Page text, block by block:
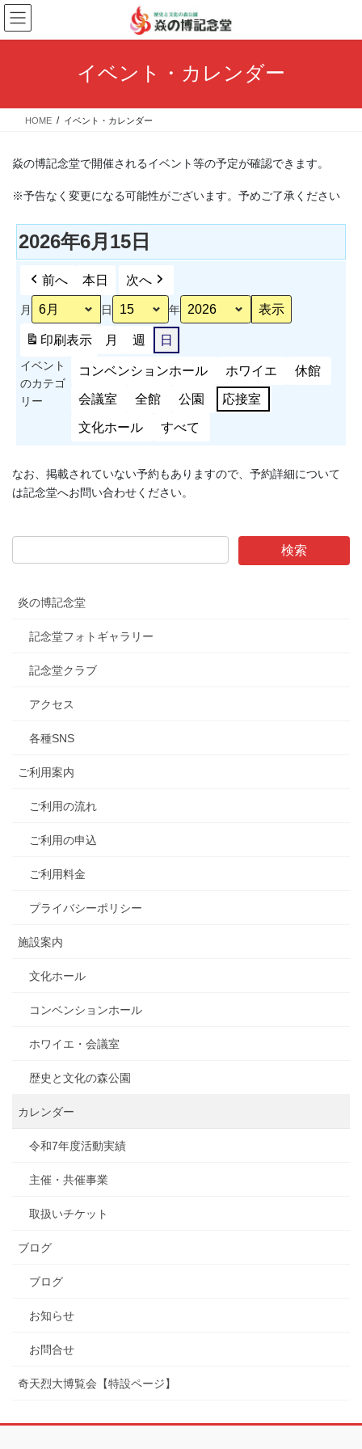
コ
ン
テ
ス
ナ
ビ
ゲ
ン
イベント・カレンダー
HOME イベント・カレンダー
焱の博記念堂で開催されるイベント等の予定が確認できます。
※予告なく変更になる可能性がございます。予めご了承ください
2026年6月15日
前へ 本日 次へ
月 日 年
印刷表示 月 週 日
イベント
のカテゴ
リー
コンベンションホール ホワイエ 休館
会議室 全館 公園 応接室
文化ホール すべて
なお、掲載されていない予約もありますので、予約詳細について
は記念堂へお問い合わせください。
炎の博記念堂
記念堂フォトギャラリー
記念堂クラブ
アクセス
各種SNS
ご利用案内
ご利用の流れ
ご利用の申込
ご利用料金
プライバシーポリシー
施設案内
文化ホール
コンベンションホール
ホワイエ・会議室
歴史と文化の森公園
カレンダー
令和7年度活動実績
主催・共催事業
取扱いチケット
ブログ
ブログ
お知らせ
お問合せ
奇天烈大博覧会【特設ページ】